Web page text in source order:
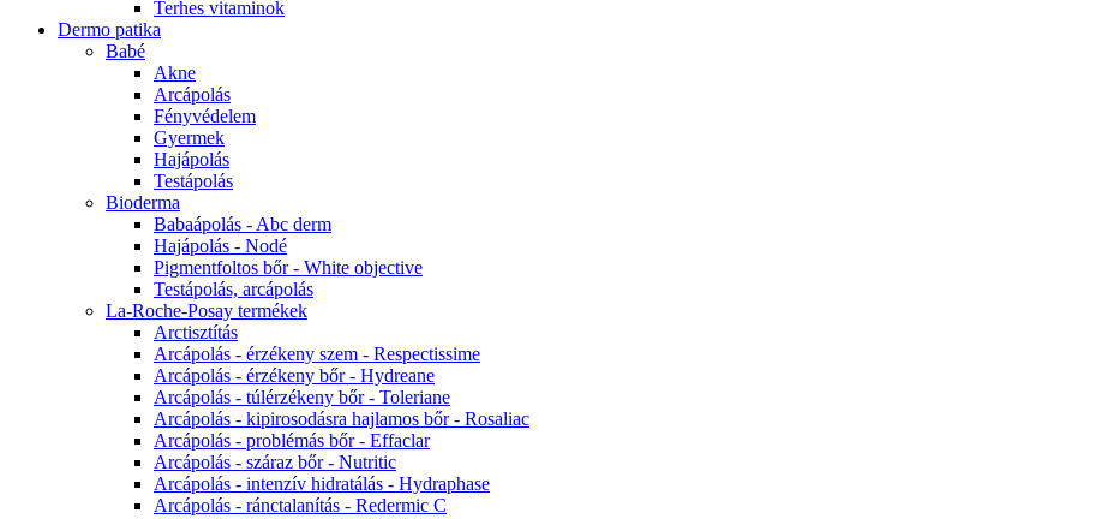
Terhes vitaminok
Dermo patika
Babé
Akne
Arcápolás
Fényvédelem
Gyermek
Hajápolás
Testápolás
Bioderma
Babaápolás - Abc derm
Hajápolás - Nodé
Pigmentfoltos bőr - White objective
Testápolás, arcápolás
La-Roche-Posay termékek
Arctisztítás
Arcápolás - érzékeny szem - Respectissime
Arcápolás - érzékeny bőr - Hydreane
Arcápolás - túlérzékeny bőr - Toleriane
Arcápolás - kipirosodásra hajlamos bőr - Rosaliac
Arcápolás - problémás bőr - Effaclar
Arcápolás - száraz bőr - Nutritic
Arcápolás - intenzív hidratálás - Hydraphase
Arcápolás - ránctalanítás - Redermic C